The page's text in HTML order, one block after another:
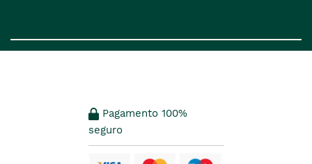
Pagamento 100%
seguro